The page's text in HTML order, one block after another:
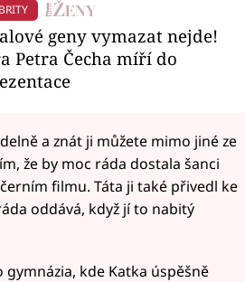
geny vymazat nejde!
Petra Čecha míří do
a znát ji můžete mimo jiné ze
že by moc ráda dostala šanci
filmu. Táta ji také přivedl ke
oddává, když jí to nabitý
kde Katka úspěšně